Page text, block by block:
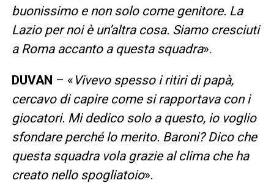
buonissimo e non solo come genitore. La
Lazio per noi è un’altra cosa. Siamo cresciuti
a Roma accanto a questa squadra».
DUVAN – « Vivevo spesso i ritiri di papà,
cercavo di capire come si rapportava con i
giocatori. Mi dedico solo a questo, io voglio
sfondare perché lo merito. Baroni? Dico che
questa squadra vola grazie al clima che ha
creato nello spogliatoio».